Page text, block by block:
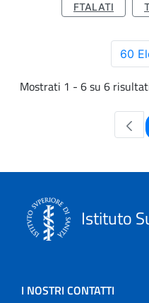
FTALATI
60
Mostrati 1 - 6 su 6
Istituto
I NOSTRI CONTATTI